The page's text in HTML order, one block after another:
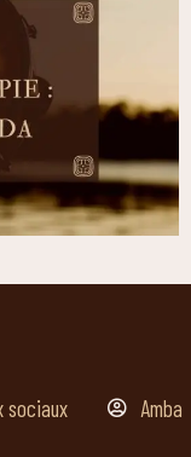
sociaux Amba